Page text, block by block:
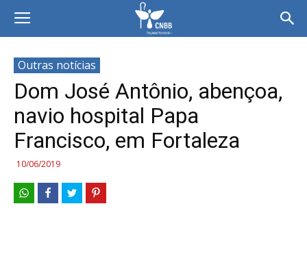
Outras notícias
Dom José Antônio, abençoa,
navio hospital Papa
Francisco, em Fortaleza
10/06/2019